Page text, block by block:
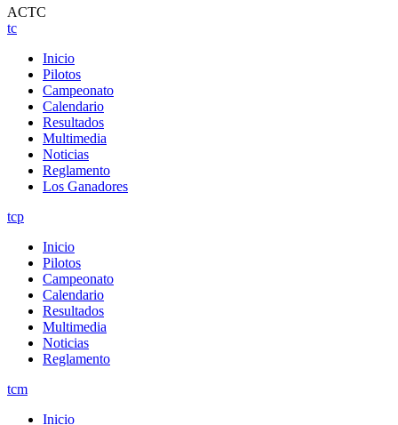
ACTC
tc
Inicio
Pilotos
Campeonato
Calendario
Resultados
Multimedia
Noticias
Reglamento
Los Ganadores
tcp
Inicio
Pilotos
Campeonato
Calendario
Resultados
Multimedia
Noticias
Reglamento
tcm
Inicio